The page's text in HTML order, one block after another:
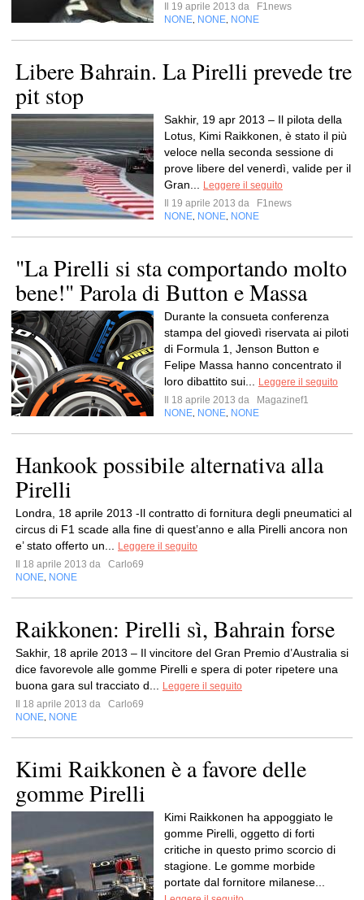
Il 19 aprile 2013 da
F1news
NONE NONE NONE
Libere Bahrain. La Pirelli prevede tre
pit stop
Sakhir, 19 apr 2013 – Il pilota della
Lotus, Kimi Raikkonen, è stato il più
veloce nella seconda sessione di
prove libere del venerdì, valide per il
Gran...
Leggere il seguito
Il 19 aprile 2013 da
F1news
NONE NONE NONE
"La Pirelli si sta comportando molto
bene!" Parola di Button e Massa
Durante la consueta conferenza
stampa del giovedì riservata ai piloti
di Formula 1, Jenson Button e
Felipe Massa hanno concentrato il
loro dibattito sui...
Leggere il seguito
Il 18 aprile 2013 da
Magazinef1
NONE NONE NONE
Hankook possibile alternativa alla
Pirelli
Londra, 18 aprile 2013 -Il contratto di fornitura degli pneumatici al
circus di F1 scade alla fine di quest’anno e alla Pirelli ancora non
e’ stato offerto un...
Leggere il seguito
Il 18 aprile 2013 da
Carlo69
NONE NONE
Raikkonen: Pirelli sì, Bahrain forse
Sakhir, 18 aprile 2013 – Il vincitore del Gran Premio d’Australia si
dice favorevole alle gomme Pirelli e spera di poter ripetere una
buona gara sul tracciato d...
Leggere il seguito
Il 18 aprile 2013 da
Carlo69
NONE NONE
Kimi Raikkonen è a favore delle
gomme Pirelli
Kimi Raikkonen ha appoggiato le
gomme Pirelli, oggetto di forti
critiche in questo primo scorcio di
stagione. Le gomme morbide
portate dal fornitore milanese...